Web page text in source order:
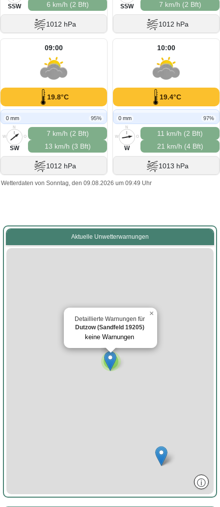
S
SSW
6 km/h (2 Bft)
1012 hPa
S
SSW
7 km/h (2 Bft)
1012 hPa
09:00
19.8°C
0 mm 95%
N
O
S
W
SW
7 km/h (2 Bft)
13 km/h (3 Bft)
1012 hPa
10:00
19.4°C
0 mm 97%
N
O
S
W
W
11 km/h (2 Bft)
21 km/h (4 Bft)
1013 hPa
Wetterdaten von Sonntag, den 09.08.2026 um 09:49 Uhr
Aktuelle Unwetterwarnungen
2
Detaillierte Warnungen für
Dutzow (Sandfeld 19205)
keine Warnungen
×
ⓘ